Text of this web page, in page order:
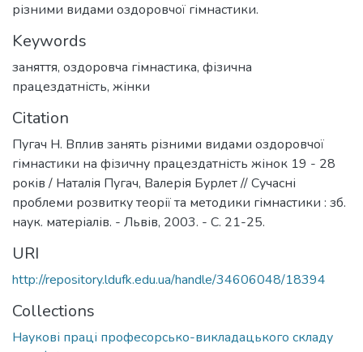
різними видами оздоровчої гімнастики.
Keywords
заняття, оздоровча гімнастика, фізична
працездатність, жінки
Citation
Пугач Н. Вплив занять різними видами оздоровчої
гімнастики на фізичну працездатність жінок 19 - 28
років / Наталія Пугач, Валерія Бурлет // Сучасні
проблеми розвитку теорії та методики гімнастики : зб.
наук. матеріалів. - Львів, 2003. - С. 21-25.
URI
http://repository.ldufk.edu.ua/handle/34606048/18394
Collections
Наукові праці професорсько-викладацького складу